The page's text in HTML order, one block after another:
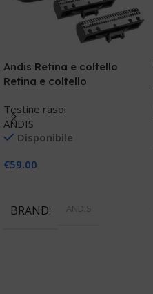
Andis Retina e coltello
Retina e coltello
Testine rasoi
ANDIS
Disponibile
€59.00
BRAND ANDIS